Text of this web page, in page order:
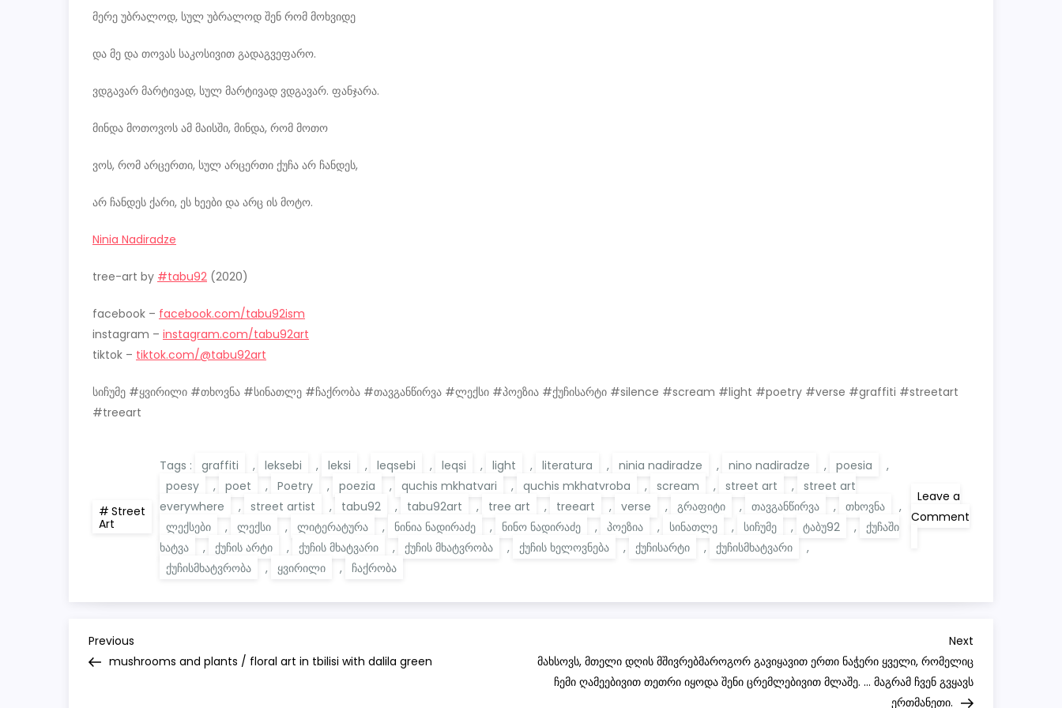
მერე უბრალოდ, სულ უბრალოდ შენ რომ მოხვიდე
და მე და თოვას საკოსივით გადაგვეფარო.
ვდგავარ მარტივად, სულ მარტივად ვდგავარ. ფანჯარა.
მინდა მოთოვოს ამ მაისში, მინდა, რომ მოთო
ვოს, რომ არცერთი, სულ არცერთი ქუჩა არ ჩანდეს,
არ ჩანდეს ქარი, ეს ხეები და არც ის მოტო.
Ninia Nadiradze
tree-art by #tabu92 (2020)
facebook – facebook.com/tabu92ism
instagram – instagram.com/tabu92art
tiktok – tiktok.com/@tabu92art
სიჩუმე #ყვირილი #თხოვნა #სინათლე #ჩაქრობა #თავგანწირვა #ლექსი #პოეზია #ქუჩისარტი #silence #scream #light #poetry #verse #graffiti #streetart
#treeart
Street
Art
Tags : graffiti , leksebi , leksi , leqsebi , leqsi , light , literatura , ninia nadiradze , nino nadiradze , poesia
,
poesy
, poet , Poetry , poezia , quchis mkhatvari , quchis mkhatvroba , scream , street art , street art
everywhere
, street artist , tabu92 , tabu92art , tree art , treeart , verse , გრაფიტი , თავგანწირვა , თხოვნა
,
ლექსები
, ლექსი , ლიტერატურა , ნინია ნადირაძე , ნინო ნადირაძე , პოეზია , სინათლე , სიჩუმე , ტაბუ92 , ქუჩაში
ხატვა
, ქუჩის არტი , ქუჩის მხატვარი , ქუჩის მხატვრობა , ქუჩის ხელოვნება , ქუჩისარტი , ქუჩისმხატვარი
,
ქუჩისმხატვრობა
, ყვირილი , ჩაქრობა
Leave a
Comment
განწირულია
ოდესმე
ჩაქრეს!..
(2020)
P
Previous
Post
Previous
mushrooms and plants / floral art in tbilisi with dalila green
Post
Next
მახსოვს, მთელი დღის მშივრებმაროგორ გავიყავით ერთი ნაჭერი ყველი, რომელიც
ჩემი ღამეებივით თეთრი იყოდა შენი ცრემლებივით მლაშე. … მაგრამ ჩვენ გვყავს
ერთმანეთი.